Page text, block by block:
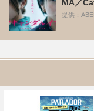
MA／
提供：